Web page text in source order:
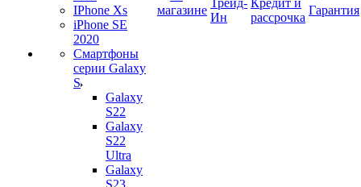
IPhone Xs
iPhone SE
2020
Смартфоны
серии Galaxy
S
Galaxy
S22
Galaxy
S22
Ultra
Galaxy
S23
магазине
Трейд-
Ин
Кредит и
рассрочка
Гарантия